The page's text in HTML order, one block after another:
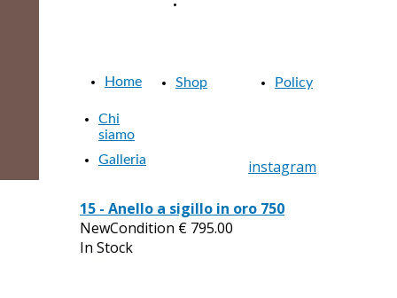
Shop Policy
Home
instagram
Chi
siamo
Galleria
15 - Anello a sigillo in oro 750
NewCondition € 795.00
In Stock